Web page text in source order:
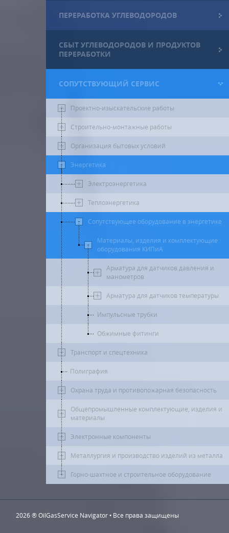
ПЕРЕРАБОТКА УГЛЕВОДОРОДОВ
СБЫТ УГЛЕВОДОРОДОВ И ПРОДУКТОВ
ПЕРЕРАБОТКИ
СОПУТСТВУЮЩИЙ СЕРВИС
Проектно-изыскательские работы
Строительно-монтажные работы
Организация бытовых условий
Энергетика
Электроэнергетика
Теплоэнергетика
Сопутствующее оборудование в энергетике
Материалы, изделия и комплектующие
оборудования КИПиА
Арматура для датчиков давления и
манометров
Арматура для датчиков температуры
Импульсные трубки
Обжимные фитинги
Транспорт и спецтехника
Полиграфия
Охрана труда и противопожарная безопасность
Общепромышленные комплектующие, изделия и
материалы
Электронные компоненты
Металлургия и производство изделий из металла
Горно-шахтное и строительное оборудование
2026 ® OilGasService Navigator • Все права защищены